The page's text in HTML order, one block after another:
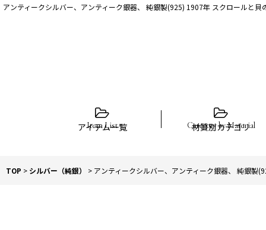
アンティークシルバー、アンティーク銀器、 純銀製(925) 1907年 スクロールと
アイテム一覧 材質別カテゴリ
TOP > シルバー（純銀） > アンティークシルバー、アンティーク銀器、 純銀製